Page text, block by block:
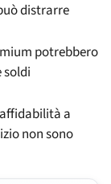
distrarre
potrebbero
soldi
a
non sono